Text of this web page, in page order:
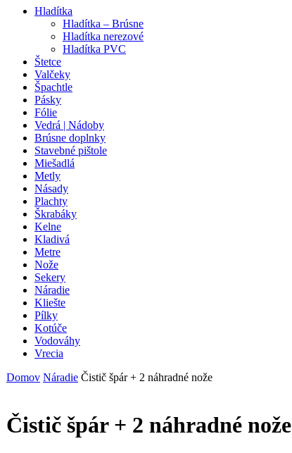
Hladítka
Hladítka – Brúsne
Hladítka nerezové
Hladítka PVC
Štetce
Valčeky
Špachtle
Pásky
Fólie
Vedrá | Nádoby
Brúsne doplnky
Stavebné pištole
Miešadlá
Metly
Násady
Plachty
Škrabáky
Kelne
Kladivá
Metre
Nože
Sekery
Náradie
Kliešte
Pílky
Kotúče
Vodováhy
Vrecia
Domov Náradie Čistič špár + 2 náhradné nože
Čistič špár + 2 náhradné nože